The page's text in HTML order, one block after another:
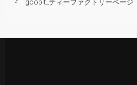
goopit_ティーファクトリーページ